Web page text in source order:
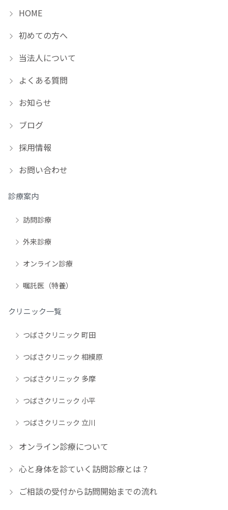
HOME
初めての方へ
当法人について
よくある質問
お知らせ
ブログ
採用情報
お問い合わせ
診療案内
訪問診療
外来診療
オンライン診療
嘱託医（特養）
クリニック一覧
つばさクリニック 町田
つばさクリニック 相模原
つばさクリニック 多摩
つばさクリニック 小平
つばさクリニック 立川
オンライン診療について
心と身体を診ていく訪問診療とは？
ご相談の受付から訪問開始までの流れ